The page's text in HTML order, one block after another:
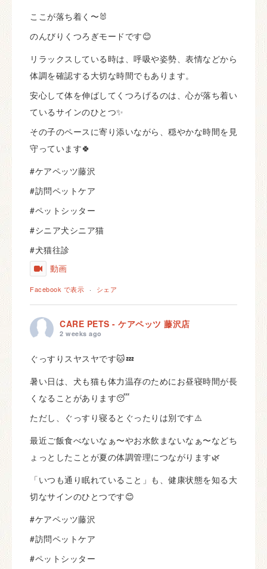
ここが落ち着く〜🐰
のんびりくつろぎモードです😊
リラックスしている時は、呼吸や姿勢、表情などから
体調を確認する大切な時間でもあります。
安心して体を伸ばしてくつろげるのは、心が落ち着い
ているサインのひとつ✨
その子のペースに寄り添いながら、穏やかな時間を見
守っています🍀
#ケアペッツ藤沢
#訪問ペットケア
#ペットシッター
#シニア犬シニア猫
#犬猫往診
動画
Facebook で表示 · シェア
CARE PETS - ケアペッツ 藤沢店
2 weeks ago
ぐっすりスヤスヤです🐱💤
暑い日は、犬も猫も体力温存のためにお昼寝時間が長
くなることがあります😴
ただし、ぐっすり寝るとぐったりは別です⚠️
最近ご飯食べないなぁ〜やお水飲まないなぁ〜などち
ょっとしたことが夏の体調管理につながります🌿
「いつも通り眠れていること」も、健康状態を知る大
切なサインのひとつです😊
#ケアペッツ藤沢
#訪問ペットケア
#ペットシッター